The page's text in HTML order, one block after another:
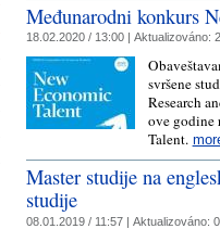
Međunarodni konkurs
18.02.2020 / 13:00 | Aktualizováno:
svršene
Research
ove godine
Talent.
Master studije na
studije
08.01.2019 / 11:57 | Aktualizováno: